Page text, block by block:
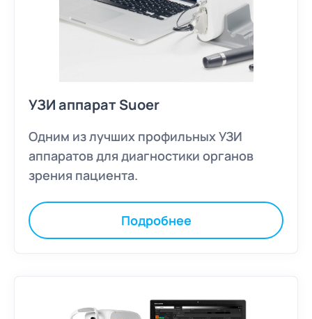
УЗИ аппарат Suoer
Одним из лучших профильных УЗИ
аппаратов для диагностики органов
зрения пациента.
Подробнее